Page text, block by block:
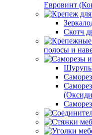
Евровинт
Скотч
полосы и
Шурупы